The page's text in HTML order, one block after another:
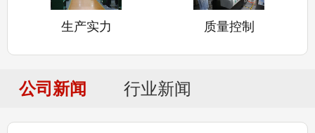
生产实力 质量控制
公司新闻 行业新闻